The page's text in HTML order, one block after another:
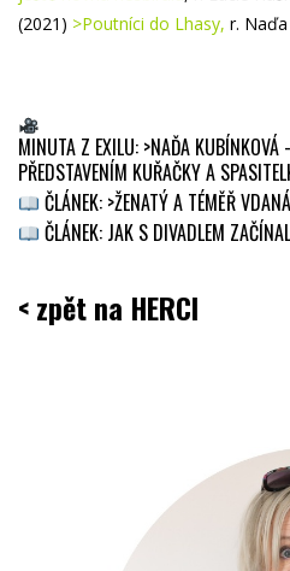
(2021) >Poutníci do Lhasy, r.
MINUTA Z EXILU: >NAĎA KUBÍNKOVÁ
PŘEDSTAVENÍM KUŘAČKY A
ČLÁNEK: >ŽENATÝ A TÉMĚŘ
ČLÁNEK: JAK S DIVADLEM
< zpět na HERCI